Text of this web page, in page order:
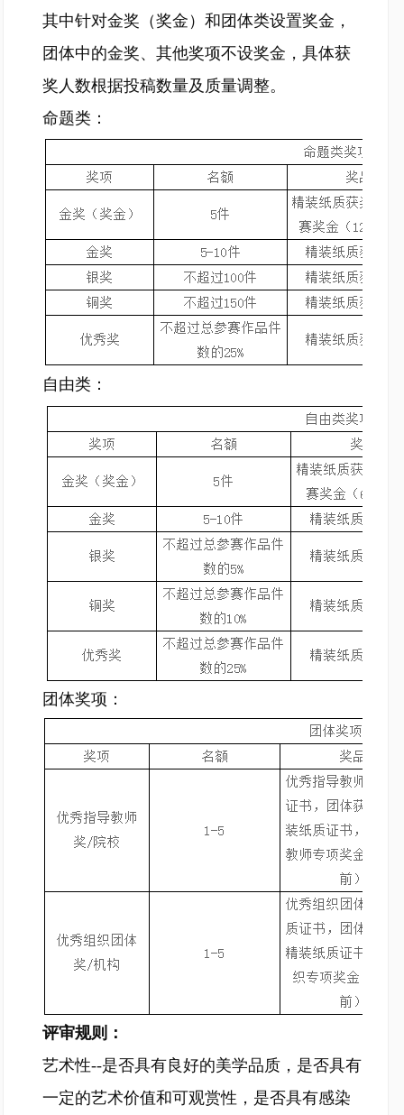
其中针对金奖（奖金）和团体类设置奖金，
团体中的金奖、其他奖项不设奖金，具体获
奖人数根据投稿数量及质量调整。
命题类：
自由类：
团体奖项：
评审规则：
艺术性--是否具有良好的美学品质，是否具有
一定的艺术价值和可观赏性，是否具有感染